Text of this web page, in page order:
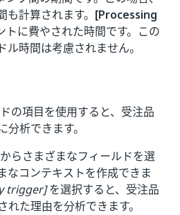
計算されます。 [Processing
トに費やされた時間です。この
時間は考慮されません。
の項目を使用すると、受注品
析できます。
らさまざまなフィールドを選
なコンテキストを作成できま
trigger]を選択すると、受注品
た理由を分析できます。